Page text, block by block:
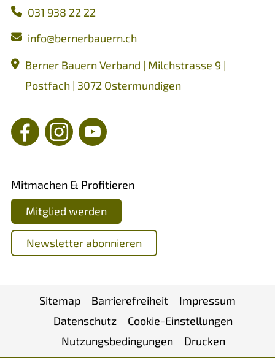
031 938 22 22
nf
b rn rb rn ch
Berner Bauern Verband | Milchstrasse 9 |
Postfach | 3072 Ostermundigen
Mitmachen & Profitieren
Mitglied werden
Newsletter abonnieren
Sitemap Barrierefreiheit
Impressum
Datenschutz
Cookie-Einstellungen
Nutzungsbedingungen
Drucken